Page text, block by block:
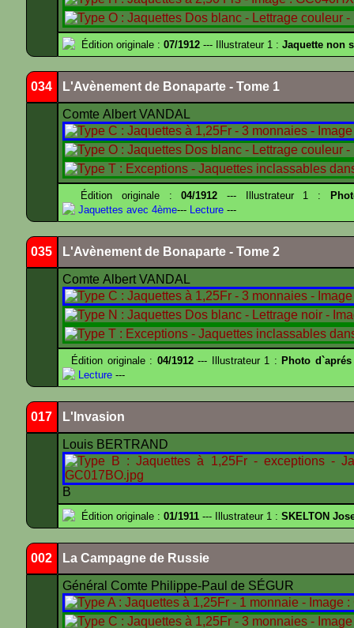
Édition originale : 07/1912 --- Illustrateur 1 : Jaquette non
034 L'Avènement de Bonaparte - Tome 1
Comte Albert VANDAL
Édition originale :04/1912 --- Illustrateur 1 :
Jaquettes avec 4ème--- Lecture ---
035 L'Avènement de Bonaparte - Tome 2
Comte Albert VANDAL
Édition originale : 04/1912--- Illustrateur 1 : Photo
Lecture ---
017 L'Invasion
Louis BERTRAND
B
Édition originale : 01/1911 --- Illustrateur 1 : SKELTON
002 La Campagne de Russie
Général Comte Philippe-Paul de SÉGUR